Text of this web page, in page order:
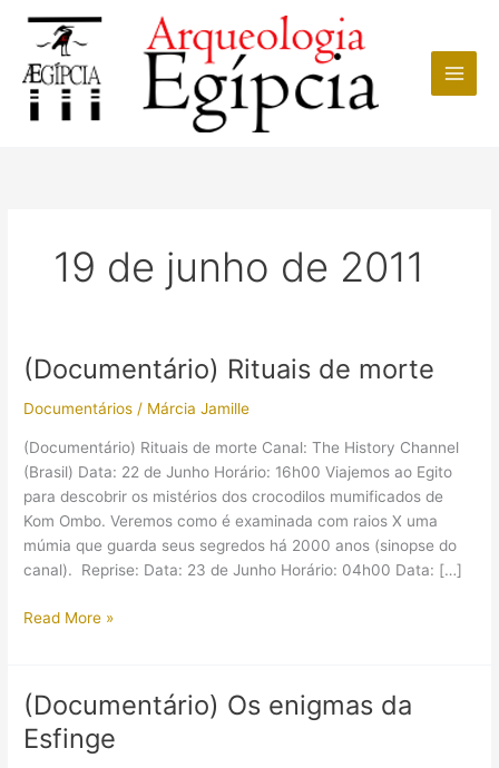
conteúdo
19 de junho de 2011
(Documentário) Rituais de morte
Documentários / Márcia Jamille
(Documentário) Rituais de morte Canal: The History Channel
(Brasil) Data: 22 de Junho Horário: 16h00 Viajemos ao Egito
para descobrir os mistérios dos crocodilos mumificados de
Kom Ombo. Veremos como é examinada com raios X uma
múmia que guarda seus segredos há 2000 anos (sinopse do
canal). Reprise: Data: 23 de Junho Horário: 04h00 Data: […]
(Documentário)
morte
Read More »
(Documentário) Os enigmas da
Esfinge